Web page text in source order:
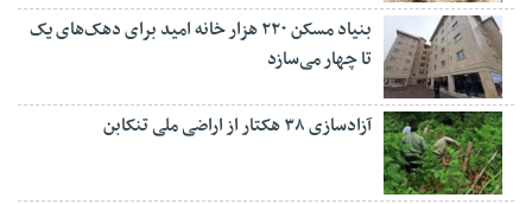
بنیاد مسکن ۲۲۰ هزار خانه امید برای دهک‌های یک
تا چهار می‌سازد
آزادسازی ۳۸ هکتار از اراضی ملی تنکابن